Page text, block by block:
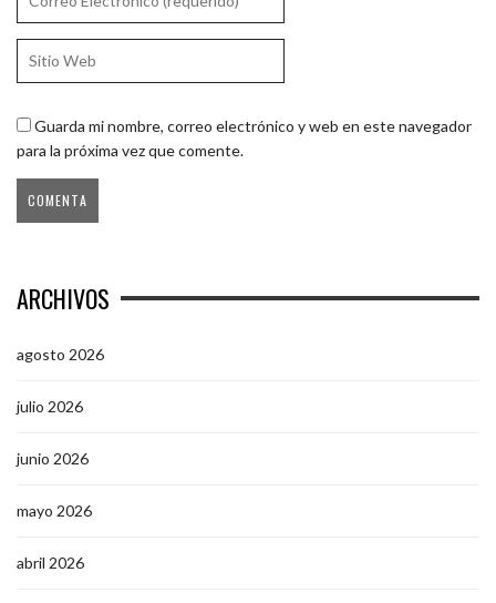
Guarda mi nombre, correo electrónico y web en este navegador
para la próxima vez que comente.
ARCHIVOS
agosto 2026
julio 2026
junio 2026
mayo 2026
abril 2026